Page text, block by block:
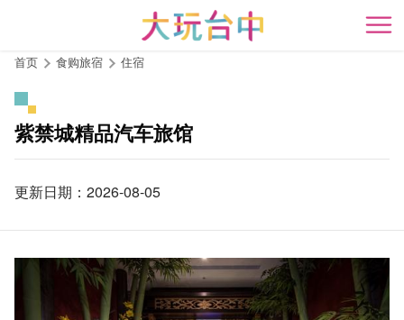
开
首页 食购旅宿 住宿
紫禁城精品汽车旅馆
更新日期：2026-08-05